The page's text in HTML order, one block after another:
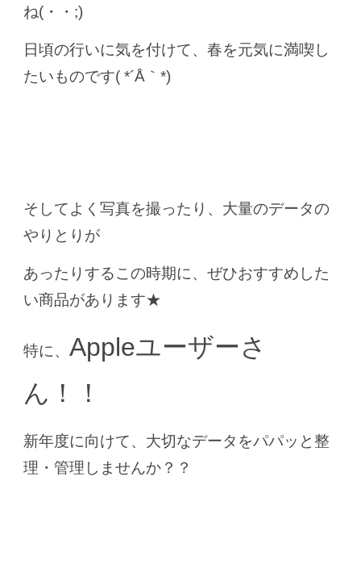
ね(・・;)
日頃の行いに気を付けて、春を元気に満喫し
たいものです( *´Å｀*)
そしてよく写真を撮ったり、大量のデータの
やりとり が
あったりするこの時期に、ぜひおすすめした
い商品があります★
特に、 Appleユーザーさ
ん！！
新年度に向けて、大切なデータをパパッと整
理・管理しませんか？？